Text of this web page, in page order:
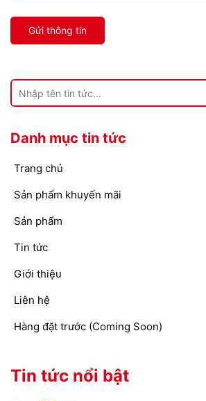
Gửi thông tin
Danh mục tin tức
Trang chủ
Sản phẩm khuyến mãi
Sản phẩm
Tin tức
Giới thiệu
Liên hệ
Hàng đặt trước (Coming Soon)
Tin tức nổi bật